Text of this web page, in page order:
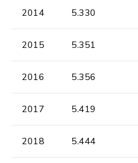
2014 5.330
2015 5.351
2016 5.356
2017 5.419
2018 5.444